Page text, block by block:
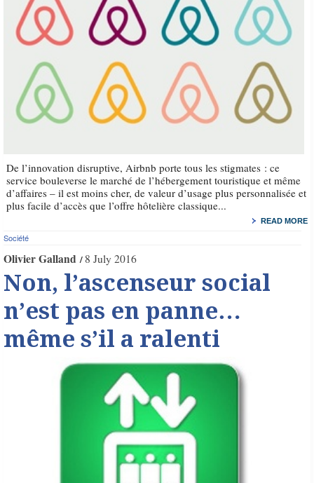
De l’innovation disruptive, Airbnb porte tous les stigmates : ce
service bouleverse le marché de l’hébergement touristique et même
d’affaires – il est moins cher, de valeur d’usage plus personnalisée et
plus facile d’accès que l’offre hôtelière classique...
READ MORE
Société
Olivier Galland 8 July 2016
Non, l’ascenseur social
n’est pas en panne…
même s’il a ralenti